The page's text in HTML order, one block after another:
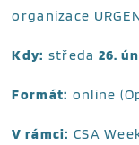
organizace
Kdy: středa 26.
Formát: online
V rámci: CSA